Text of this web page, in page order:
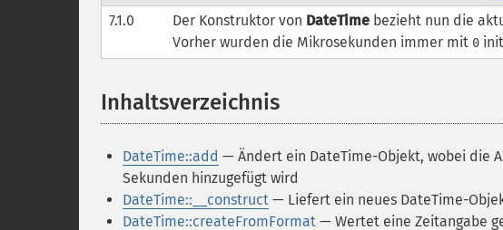
7.1.0
Der Konstruktor von DateTime bezieht nun die
Vorher wurden die Mikrosekunden immer mit 0
Inhaltsverzeichnis
DateTime::add — Ändert ein DateTime-Objekt, wobei die
Sekunden hinzugefügt wird
DateTime::__construct — Liefert ein neues DateTime-
DateTime::createFromFormat — Wertet eine Zeitangabe